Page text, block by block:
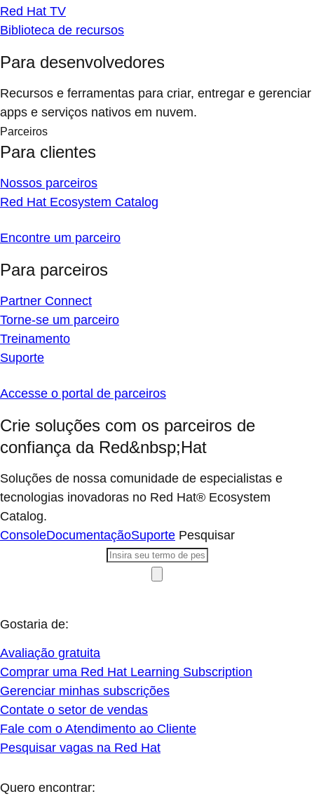
Red Hat TV
Biblioteca de recursos
Para desenvolvedores
Recursos e ferramentas para criar, entregar e gerenciar
apps e serviços nativos em nuvem.
Parceiros
Para clientes
Nossos parceiros
Red Hat Ecosystem Catalog
Encontre um parceiro
Para parceiros
Partner Connect
Torne-se um parceiro
Treinamento
Suporte
Accesse o portal de parceiros
Crie soluções com os parceiros de
confiança da Red&nbsp;Hat
Soluções de nossa comunidade de especialistas e
tecnologias inovadoras no Red Hat® Ecosystem
Catalog.
ConsoleDocumentaçãoSuporte Pesquisar
Gostaria de:
Avaliação gratuita
Comprar uma Red Hat Learning Subscription
Gerenciar minhas subscrições
Contate o setor de vendas
Fale com o Atendimento ao Cliente
Pesquisar vagas na Red Hat
Quero encontrar: